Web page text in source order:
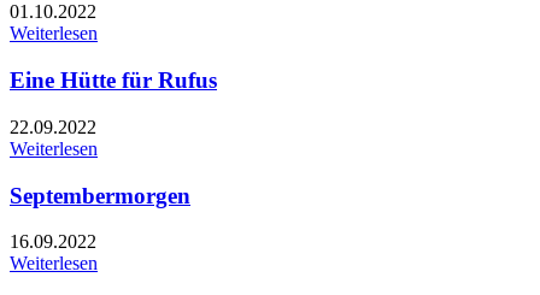
01.10.2022
Weiterlesen
Eine Hütte für Rufus
22.09.2022
Weiterlesen
Septembermorgen
16.09.2022
Weiterlesen